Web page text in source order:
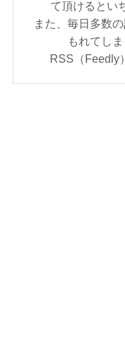
て頂けるとい
また、毎日多数
もれてし
RSS（Feedly